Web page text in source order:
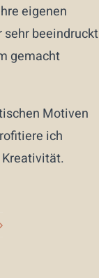
eigenen
sehr beeindruckt
gemacht
Motiven
ich